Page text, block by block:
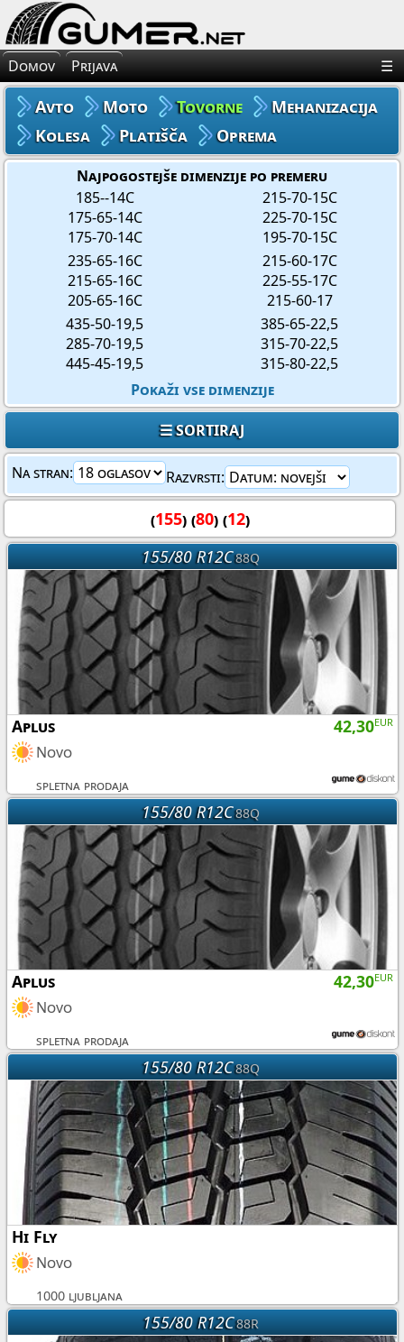
×
Avto Gume
Moto Gume
Tovorne Gume
Gume za Mehanizacijo
Gume za Kolo
Domov Prijava ☰
Avto Moto Tovorne
Mehanizacija
Kolesa
Platišča Oprema
Najpogostejše dimenzije po premeru
185--14C
175-65-14C
175-70-14C
215-70-15C
225-70-15C
195-70-15C
235-65-16C
215-65-16C
205-65-16C
215-60-17C
225-55-17C
215-60-17
435-50-19,5
285-70-19,5
445-45-19,5
385-65-22,5
315-70-22,5
315-80-22,5
Pokaži vse dimenzije
☰ SORTIRAJ
Na stran: Razvrsti:
(155) (80) (12)
155/80 R12C88Q
42,30EUR
Aplus
Novo
spletna prodaja
155/80 R12C88Q
42,30EUR
Aplus
Novo
spletna prodaja
155/80 R12C88Q
Hi Fly
Novo
1000 ljubljana
155/80 R12C88R